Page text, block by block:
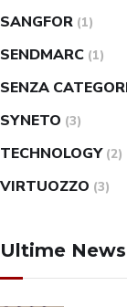
SANGFOR (1)
SENDMARC (1)
SENZA
SYNETO (3)
TECHNOLOGY (2)
VIRTUOZZO (3)
Ultime News